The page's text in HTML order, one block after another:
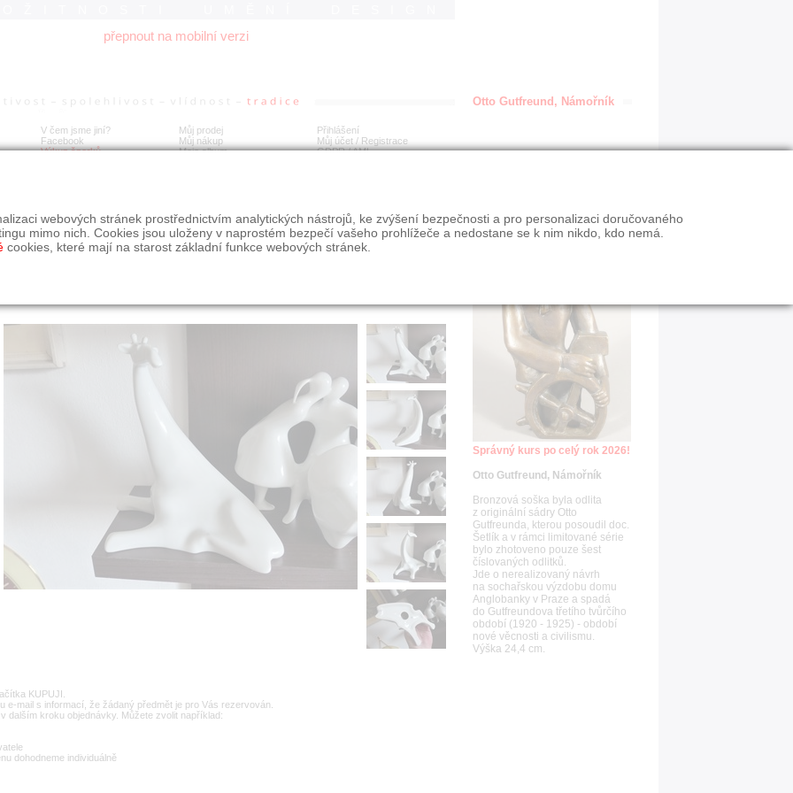
přepnout na mobilní verzi
V čem jsme jiní?
Facebook
Výkup šperků
Můj prodej
Můj nákup
Moje album
Přihlášení
Můj účet / Registrace
GDPR/AML
ŽIRAFA JIŘÍ BRADÁČEK ROYAL DUX 1957
KUPUJI.
mail s informací, že žádaný předmět je pro Vás rezervován.
dalším kroku objednávky. Můžete zvolit například:
dohodneme individuálně
Otto Gutfreund, Námořník
Správný kurs po celý rok 2026!
Otto Gutfreund, Námořník
Bronzová soška byla odlita
z originální sádry Otto
Gutfreunda, kterou posoudil doc.
Šetlík a v rámci limitované série
bylo zhotoveno pouze šest
číslovaných odlitků.
Jde o nerealizovaný návrh
na sochařskou výzdobu domu
Anglobanky v Praze a spadá
do Gutfreundova třetího tvůrčího
období (1920 - 1925) - období
nové věcnosti a civilismu.
Výška 24,4 cm.
webových stránek prostřednictvím analytických nástrojů, ke zvýšení bezpečnosti a pro personalizaci doručovaného
mimo nich. Cookies jsou uloženy v naprostém bezpečí vašeho prohlížeče a nedostane se k nim nikdo, kdo nemá.
cookies, které mají na starost základní funkce webových stránek.